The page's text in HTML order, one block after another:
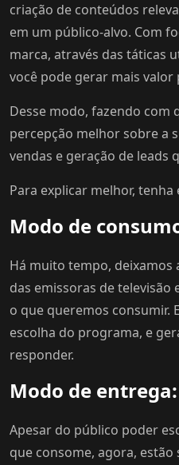
criação de conteúdos
em um público-alvo. Com
marca, através das táticas
você pode gerar mais valor
Desse modo, fazendo com
percepção melhor sobre a
vendas e geração de leads
Para explicar melhor,
Modo de
Há muito tempo,
das emissoras de televisão
o que queremos consumir.
escolha do programa, e
responder.
Modo de entrega:
Apesar do público poder
que consome, agora,